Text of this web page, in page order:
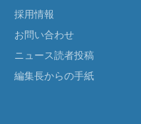
採用情報
お問い合わせ
ニュース読者投稿
編集長からの手紙